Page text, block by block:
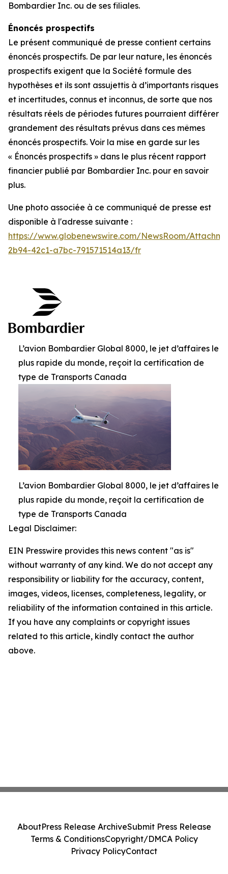
Bombardier Inc. ou de ses filiales.
Énoncés prospectifs
Le présent communiqué de presse contient certains
énoncés prospectifs. De par leur nature, les énoncés
prospectifs exigent que la Société formule des
hypothèses et ils sont assujettis à d’importants risques
et incertitudes, connus et inconnus, de sorte que nos
résultats réels de périodes futures pourraient différer
grandement des résultats prévus dans ces mêmes
énoncés prospectifs. Voir la mise en garde sur les
« Énoncés prospectifs » dans le plus récent rapport
financier publié par Bombardier Inc. pour en savoir
plus.
Une photo associée à ce communiqué de presse est
disponible à l'adresse suivante :
https://www.globenewswire.com/NewsRoom/
2b94-42c1-a7bc-791571514a13/fr
L’avion Bombardier Global 8000, le jet d’affaires le
plus rapide du monde, reçoit la certification de
type de Transports Canada
L’avion Bombardier Global 8000, le jet d’affaires le
plus rapide du monde, reçoit la certification de
type de Transports Canada
Legal Disclaimer:
EIN Presswire provides this news content "as is"
without warranty of any kind. We do not accept any
responsibility or liability for the accuracy, content,
images, videos, licenses, completeness, legality, or
reliability of the information contained in this article.
If you have any complaints or copyright issues
related to this article, kindly contact the author
above.
AboutPress Release ArchiveSubmit Press Release
Terms & ConditionsCopyright/DMCA Policy
Privacy PolicyContact